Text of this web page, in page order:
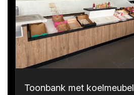
Toonbank met koelmeubel